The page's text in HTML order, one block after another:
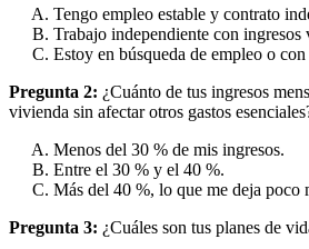
Tengo empleo estable y contrato
Trabajo independiente con ingresos
Estoy en búsqueda de empleo o
Pregunta 2: ¿Cuánto de tus ingresos
vivienda sin afectar otros gastos
Menos del 30 % de mis ingresos.
Entre el 30 % y el 40 %.
Más del 40 %, lo que me deja poco
Pregunta 3: ¿Cuáles son tus planes de